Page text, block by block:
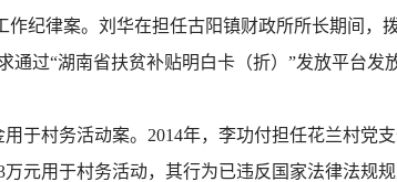
纪律案。刘华在担任古阳镇财政所所长期间，
过“湖南省扶贫补贴明白卡（折）”发放平台发
于村务活动案。2014年，李功付担任花兰村党
元用于村务活动，其行为已违反国家法律法规